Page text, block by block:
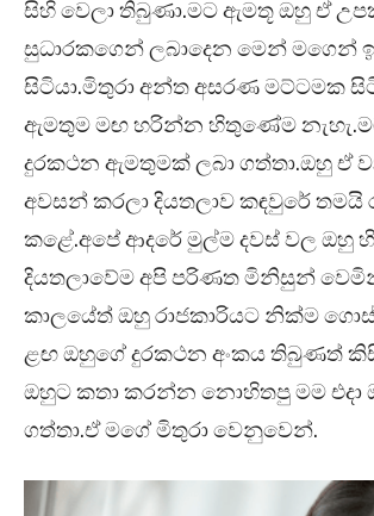
සිහි වෙලා තිබුණා.මට ඇමතූ ඔහු ඒ
සුධාරකගෙන් ලබාදෙන මෙන් මගෙන්
සිටියා.මිතුරා අන්ත අසරණ මට්ටමක
ඇමතුම මඟ හරින්න හිතුණේම
දුරකථන ඇමතුමක් ලබා ගත්තා.ඔහු ඒ
අවසන් කරලා දියතලාව කඳවුරේ තමයි
කළේ.අපේ ආදරේ මුල්ම දවස් වල ඔහු
දියතලාවේම අපි පරිණත මිනිසුන්
කාලයේත් ඔහු රාජකාරියට නික්ම
ළඟ ඔහුගේ දුරකථන අංකය තිබුණත්
ඔහුට කතා කරන්න නොහිතපු මම
ගත්තා.ඒ මගේ මිතුරා වෙනුවෙන්.